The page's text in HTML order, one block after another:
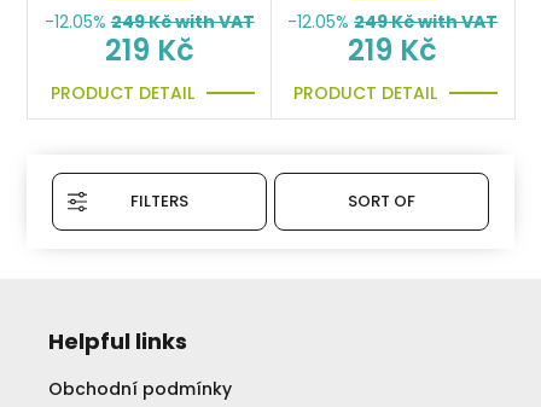
-12.05% 249Kč with VAT
219 Kč
PRODUCT DETAIL
-12.05% 249Kč with VAT
219 Kč
PRODUCT DETAIL
FILTERS SORT OF
Helpful links
Obchodní podmínky